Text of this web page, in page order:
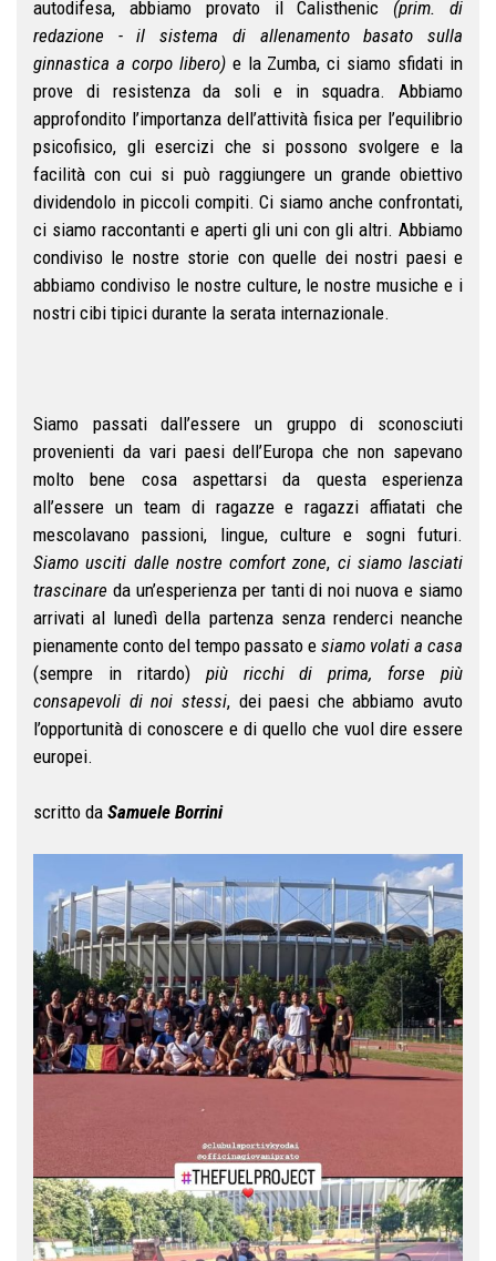
autodifesa, abbiamo provato il Calisthenic(prim. di
redazione - il sistema di allenamento basato sulla
ginnastica a corpo libero)e la Zumba, ci siamo sfidati in
prove di resistenza da soli e in squadra. Abbiamo
approfondito l’importanza dell’attività fisica per l’equilibrio
psicofisico, gli esercizi che si possono svolgere e la
facilità con cui si può raggiungere un grande obiettivo
dividendolo in piccoli compiti. Ci siamo anche confrontati,
ci siamo raccontanti e aperti gli uni con gli altri. Abbiamo
condiviso le nostre storie con quelle dei nostri paesi e
abbiamo condiviso le nostre culture, le nostre musiche e i
nostri cibi tipici durante la serata internazionale.
Siamo passati dall’essere un gruppo di sconosciuti
provenienti da vari paesi dell’Europa che non sapevano
molto bene cosa aspettarsi da questa esperienza
all’essere un team di ragazze e ragazzi affiatati che
mescolavano passioni, lingue, culture e sogni futuri.
Siamo usciti dalle nostre comfort zone, ci siamo lasciati
trascinare da un’esperienza per tanti di noi nuova e siamo
arrivati al lunedì della partenza senza renderci neanche
pienamente conto del tempo passato e siamo volati a casa
(sempre in ritardo) più ricchi di prima, forse più
consapevoli di noi stessi, dei paesi che abbiamo avuto
l’opportunità di conoscere e di quello che vuol dire essere
europei.
scritto da Samuele Borrini